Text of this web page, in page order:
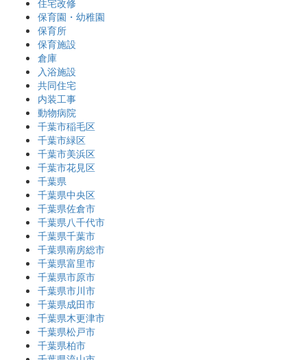
住宅改修
保育園・幼稚園
保育所
保育施設
倉庫
入浴施設
共同住宅
内装工事
動物病院
千葉市稲毛区
千葉市緑区
千葉市美浜区
千葉市花見区
千葉県
千葉県中央区
千葉県佐倉市
千葉県八千代市
千葉県千葉市
千葉県南房総市
千葉県富里市
千葉県市原市
千葉県市川市
千葉県成田市
千葉県木更津市
千葉県松戸市
千葉県柏市